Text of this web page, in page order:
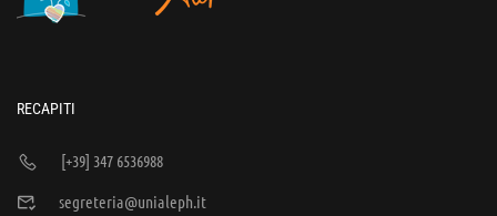
RECAPITI
[+39] 347 6536988
segreteria@unialeph.it